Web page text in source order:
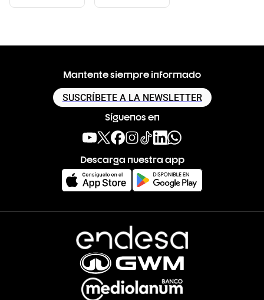
Mantente siempre informado
SUSCRÍBETE A LA NEWSLETTER
Síguenos en
Descarga nuestra app